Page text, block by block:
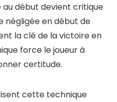
début devient critique
négligée en début de
la clé de la victoire en
force le joueur à
certitude.
cette technique